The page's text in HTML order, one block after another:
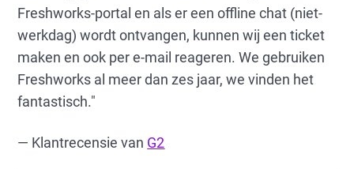
Freshworks-portal en als er een offline chat (niet-
werkdag) wordt ontvangen, kunnen wij een ticket
maken en ook per e-mail reageren. We gebruiken
Freshworks al meer dan zes jaar, we vinden het
fantastisch."
— Klantrecensie van G2